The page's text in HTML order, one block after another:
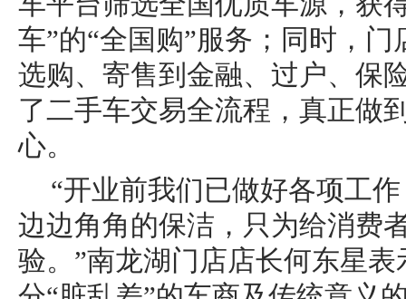
车”的“全国购”服务；同时，
选购、寄售到金融、过户、保
了二手车交易全流程，真正做
心。
“开业前我们已做好各项工
边边角角的保洁，只为给消费
验。”南龙湖门店店长何东星